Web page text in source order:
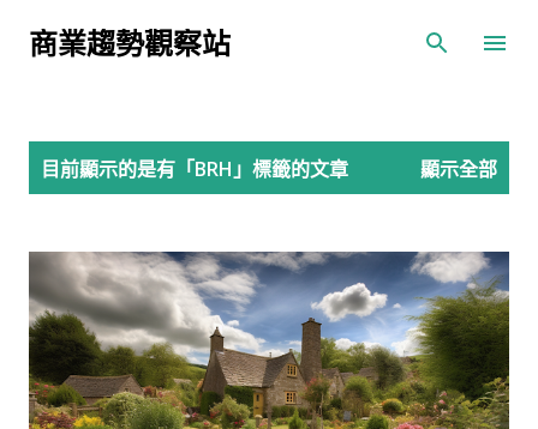
跳到主要內容
商業趨勢觀察站
目前顯示的是有「BRH 」標籤的文章 顯示全部